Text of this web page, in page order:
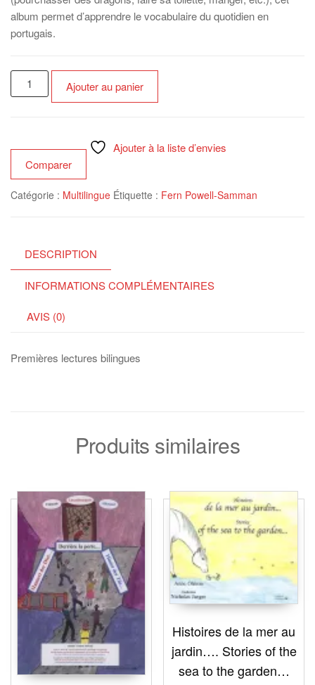
album permet d’apprendre le vocabulaire du quotidien en
portugais.
quantité
de
portugais
A
minha
português
Ajouter au panier
Ajouter à la liste d’envies
Comparer
Catégorie : Multilingue Étiquette : Fern Powell-Samman
DESCRIPTION
INFORMATIONS COMPLÉMENTAIRES
AVIS (0)
Premières lectures bilingues
Produits similaires
Histoires de la mer au
jardin…. Stories of the
sea to the garden…